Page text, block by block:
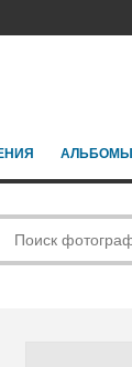
АЛЬБОМЫ